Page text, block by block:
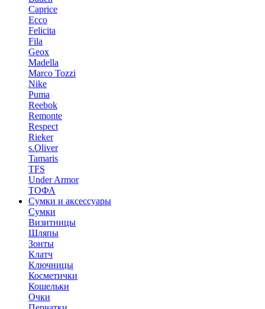
Caprice
Ecco
Felicita
Fila
Geox
Madella
Marco Tozzi
Nike
Puma
Reebok
Remonte
Respect
Rieker
s.Oliver
Tamaris
TFS
Under Armor
ТОФА
Сумки и аксессуары
Сумки
Визитницы
Шляпы
Зонты
Клатч
Ключницы
Косметички
Кошельки
Очки